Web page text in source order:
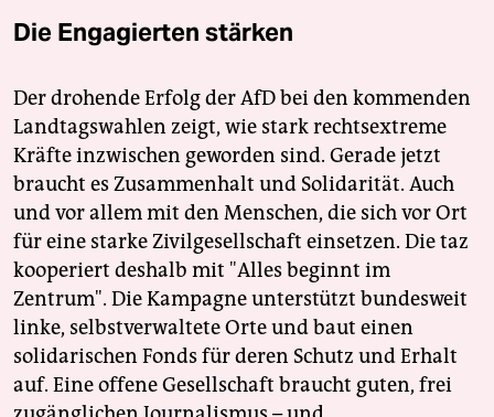
Die Engagierten stärken
Der drohende Erfolg der AfD bei den kommenden
Landtagswahlen zeigt, wie stark rechtsextreme
Kräfte inzwischen geworden sind. Gerade jetzt
braucht es Zusammenhalt und Solidarität. Auch
und vor allem mit den Menschen, die sich vor Ort
für eine starke Zivilgesellschaft einsetzen. Die taz
kooperiert deshalb mit "Alles beginnt im
Zentrum". Die Kampagne unterstützt bundesweit
linke, selbstverwaltete Orte und baut einen
solidarischen Fonds für deren Schutz und Erhalt
auf. Eine offene Gesellschaft braucht guten, frei